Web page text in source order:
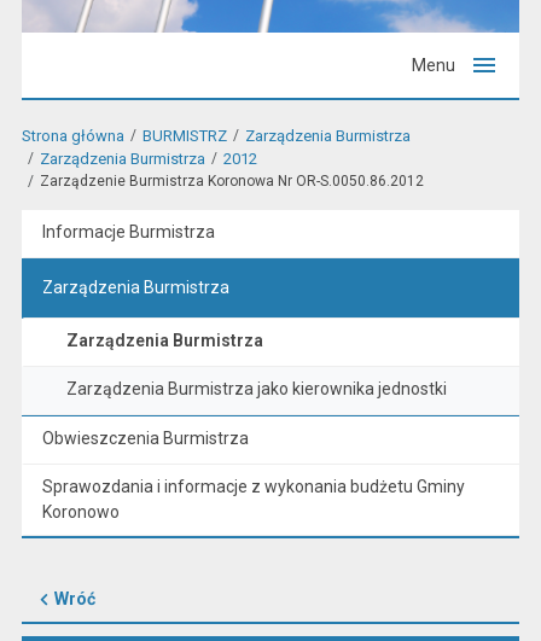
Menu
Strona główna BURMISTRZ
Zarządzenia Burmistrza
Zarządzenia Burmistrza
2012
Zarządzenie Burmistrza Koronowa Nr OR-S.0050.86.2012
Informacje Burmistrza
Zarządzenia Burmistrza
Zarządzenia Burmistrza
Zarządzenia Burmistrza jako kierownika jednostki
Obwieszczenia Burmistrza
Sprawozdania i informacje z wykonania budżetu Gminy
Koronowo
Wróć